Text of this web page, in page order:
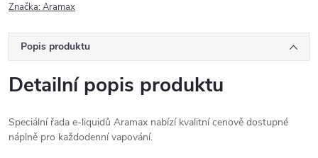
Značka:Aramax
Popis produktu
Detailní popis produktu
Speciální řada e-liquidů Aramax nabízí kvalitní cenově dostupné
náplně pro každodenní vapování.